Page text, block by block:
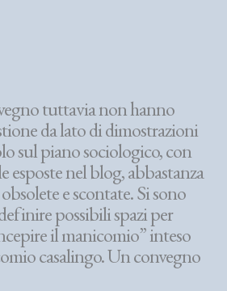
tuttavia non hanno
da lato di dimostrazioni
sul piano sociologico, con
esposte nel blog, abbastanza
e scontate. Si sono
possibili spazi per
il manicomio” inteso
casalingo. Un convegno